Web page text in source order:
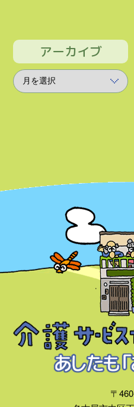
アーカイブ
〒